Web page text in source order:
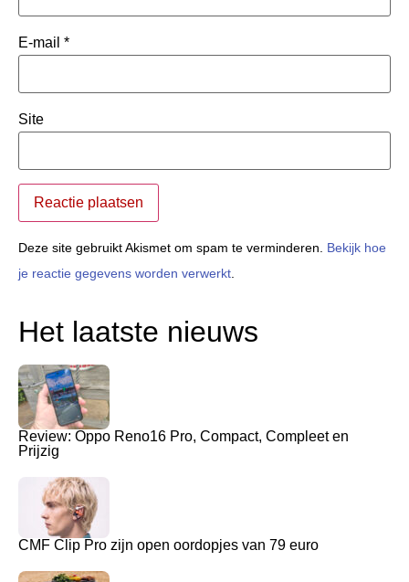
E-mail *
Site
Deze site gebruikt Akismet om spam te verminderen. Bekijk hoe
je reactie gegevens worden verwerkt
Het laatste nieuws
Review: Oppo Reno16 Pro, Compact, Compleet en
Prijzig
CMF Clip Pro zijn open oordopjes van 79 euro